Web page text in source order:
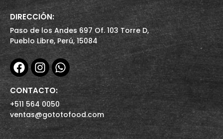
DIRECCIÓN:
Paso de los Andes 697 Of. 103 Torre D,
Pueblo Libre, Perú, 15084
CONTACTO:
+511 564 0050
ventas@gototofood.com